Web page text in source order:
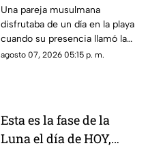
en la playa provoca
reacciones
Una pareja musulmana
disfrutaba de un día en la playa
cuando su presencia llamó la
atención de los presentes.
agosto 07, 2026 05:15 p. m.
Esta es la fase de la
Luna el día de HOY,